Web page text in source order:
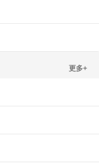
更多+